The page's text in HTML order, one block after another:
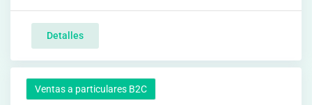
Detalles
Ventas a particulares B2C